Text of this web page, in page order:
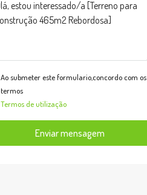
Ao submeter este formulario,concordo com os
termos
Termos de utilização
Enviar mensagem